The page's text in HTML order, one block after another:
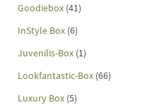
Goodiebox (41)
InStyle Box (6)
Juvenilis-Box (1)
Lookfantastic-Box (66)
Luxury Box (5)